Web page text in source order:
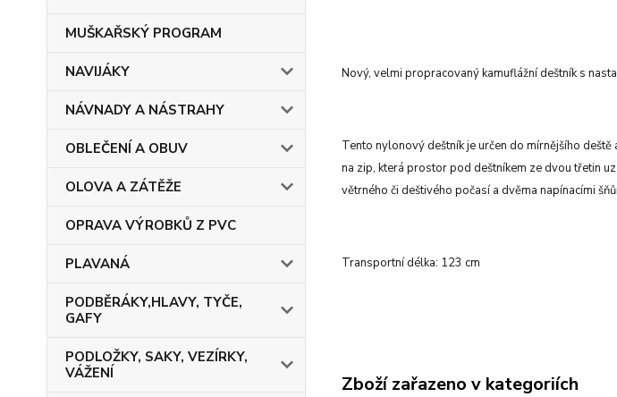
MUŠKAŘSKÝ PROGRAM
NAVIJÁKY
NÁVNADY A NÁSTRAHY
OBLEČENÍ A OBUV
OLOVA A ZÁTĚŽE
OPRAVA VÝROBKŮ Z PVC
PLAVANÁ
PODBĚRÁKY,HLAVY, TYČE,
GAFY
PODLOŽKY, SAKY, VEZÍRKY,
VÁŽENÍ
Nový, velmi propracovaný kamuflážní deštník s
Tento nylonový deštník je určen do mírnějšího
na zip, která prostor pod deštníkem ze dvou třetin
větrného či deštivého počasía dvěma napínacími
Transportní délka: 123 cm
Zboží zařazeno v kategoriích